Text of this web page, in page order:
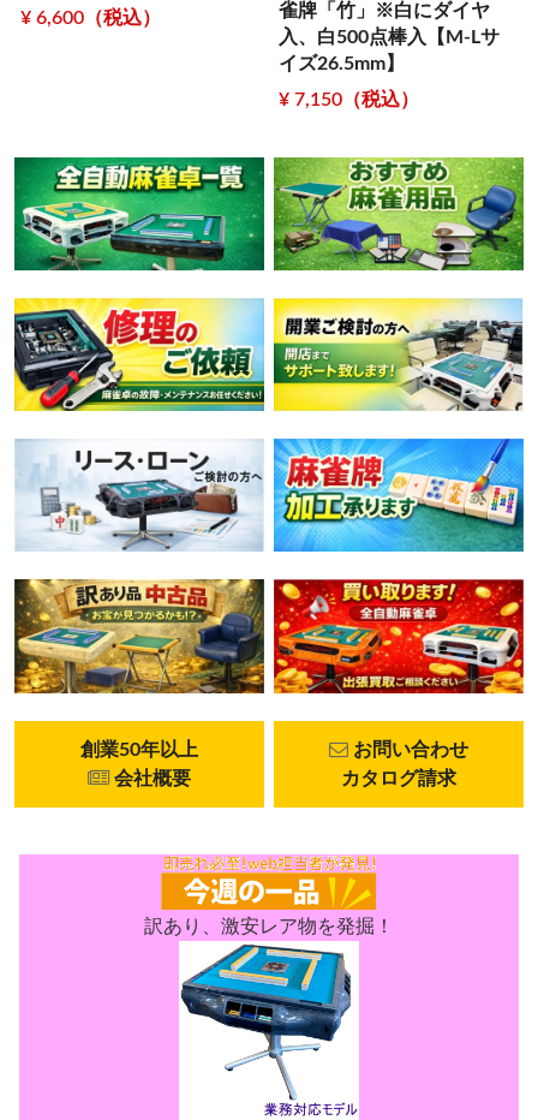
¥ 6,600（税込）
雀牌「竹」※白にダイヤ
入、白500点棒入【M-Lサ
イズ26.5mm】
¥ 7,150（税込）
創業50年以上
会社概要
お問い合わせ
カタログ請求
訳あり、激安レア物を発掘！